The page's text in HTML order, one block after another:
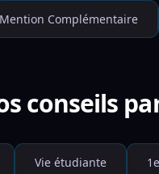
Mention Complémentaire
conseils
Vie étudiante